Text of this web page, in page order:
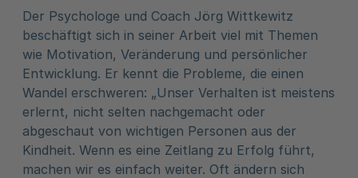
Der Psychologe und Coach Jörg Wittkewitz
beschäftigt sich in seiner Arbeit viel mit Themen
wie Motivation, Veränderung und persönlicher
Entwicklung. Er kennt die Probleme, die einen
Wandel erschweren: „Unser Verhalten ist meistens
erlernt, nicht selten nachgemacht oder
abgeschaut von wichtigen Personen aus der
Kindheit. Wenn es eine Zeitlang zu Erfolg führt,
machen wir es einfach weiter. Oft ändern sich